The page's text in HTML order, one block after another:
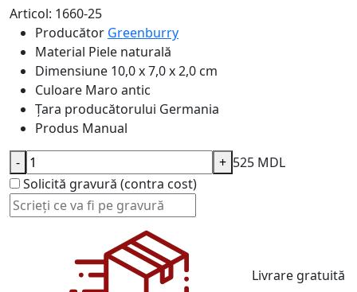
Articol: 1660-25
Producător Greenburry
Material Piele naturală
Dimensiune 10,0 x 7,0 x 2,0 cm
Culoare Maro antic
Țara producătorului Germania
Produs Manual
525 MDL
Solicită gravură (contra cost)
- +
Livrare gratuită